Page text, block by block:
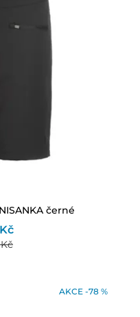
černé
AKCE -78 %